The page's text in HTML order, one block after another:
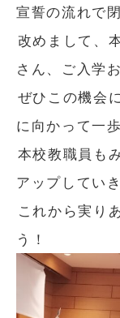
宣誓の流れで
改めまして、
さん、ご入学
ぜひこの機会
に向かって一
本校教職員も
アップしてい
これから実り
う！